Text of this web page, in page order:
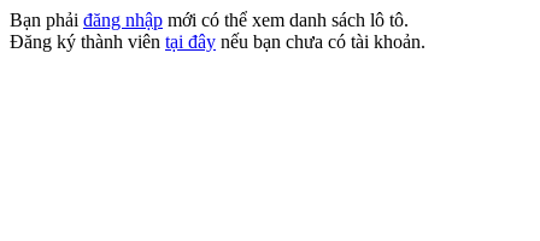
Bạn phải đăng nhập mới có thể xem danh sách lô tô.
Đăng ký thành viên tại đây nếu bạn chưa có tài khoản.